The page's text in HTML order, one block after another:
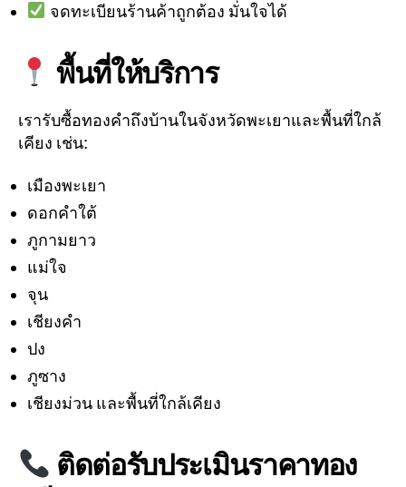
จดทะเบียนร้านค้าถูกต้อง มั่นใจได้
พื้นที่ให้บริการ
เรารับซื้อทองคำถึงบ้านในจังหวัดพะเยาและพื้นที่ใกล้
เคียง เช่น:
เมืองพะเยา
ดอกคำใต้
ภูกามยาว
แม่ใจ
จุน
เชียงคำ
ปง
ภูซาง
เชียงม่วน และพื้นที่ใกล้เคียง
ติดต่อรับประเมินราคาทอง